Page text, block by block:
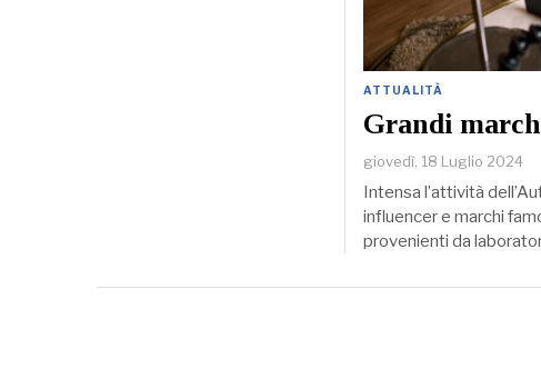
ATTUALITÀ
Grandi
giovedì, 18 Luglio 2024
Intensa l’attività
influencer e marchi
provenienti da